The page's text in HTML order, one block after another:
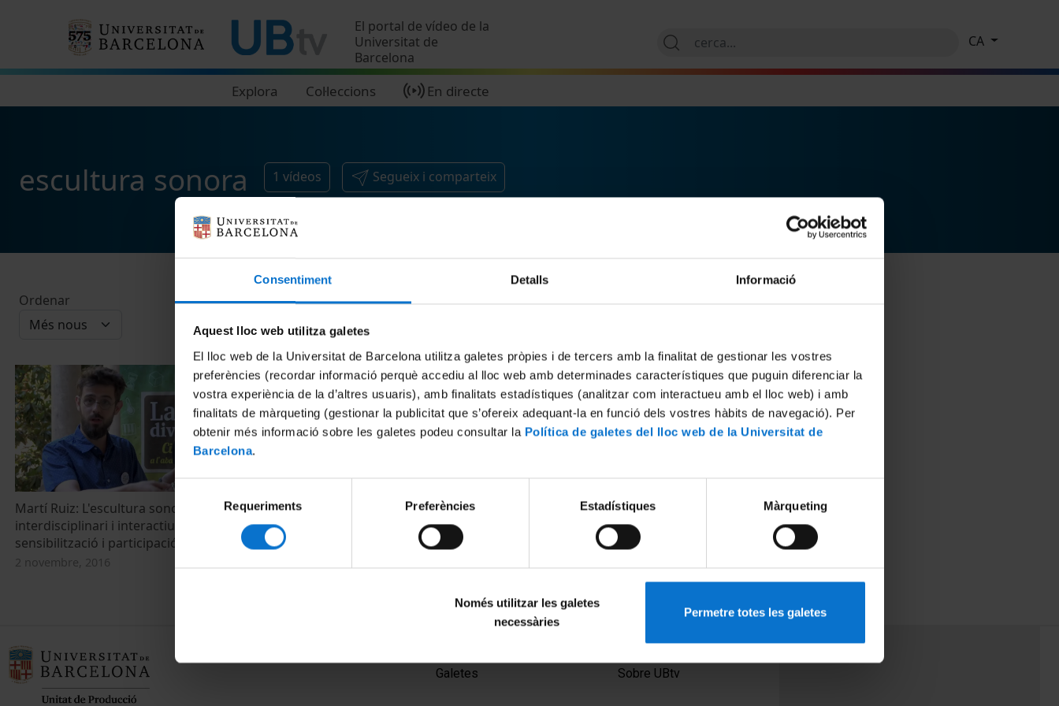
Consentiment Detalls Informació
Aquest lloc web utilitza galetes
El lloc web de la Universitat de Barcelona utilitza galetes pròpies i de tercers amb la finalitat de gestionar les vostres
preferències (recordar informació perquè accediu al lloc web amb determinades característiques que puguin diferenciar la
vostra experiència de la d’altres usuaris), amb finalitats estadístiques (analitzar com interactueu amb el lloc web) i amb
finalitats de màrqueting (gestionar la publicitat que s’ofereix adequant-la en funció dels vostres hàbits de navegació). Per
obtenir més informació sobre les galetes podeu consultar la Política de galetes del lloc web de la Universitat de
Barcelona.
Selecció
de
consentiment
Requeriments Preferències Estadístiques Màrqueting
Només utilitzar les galetes
necessàries
Permetre totes les galetes
El portal de vídeo de la
Universitat de
Barcelona
Explora Col·leccions En directe
CA
escultura sonora 1 vídeos Segueix i comparteix
Ordenar
Martí Ruiz: L'escultura sonora com a mitjà
interdisciplinari i interactiu de divulgació,
sensibilització i participació
2 novembre, 2016
Galetes
PEU 2
Sobre UBtv
PEU 3